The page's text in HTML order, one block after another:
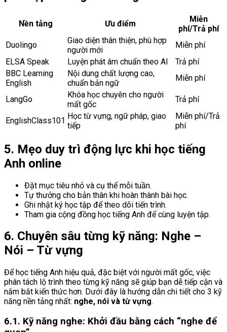
Nền tảng Ưu điểm
Miễn
phí/Trả phí
Duolingo
Giao diện thân thiện, phù hợp
người mới
Miễn phí
ELSA Speak
Luyện phát âm chuẩn theo AI
Trả phí
BBC Learning
English
Nội dung chất lượng cao,
chuẩn bản ngữ
Miễn phí
LangGo
Khóa học chuyên cho người
mất gốc
Trả phí
EnglishClass101 Học từ vựng, ngữ pháp, giao
tiếp
Miễn phí/Trả
phí
5. Mẹo duy trì động lực khi học tiếng
Anh online
Đặt mục tiêu nhỏ và cụ thể mỗi tuần.
Tự thưởng cho bản thân khi hoàn thành bài học.
Ghi nhật ký học tập để theo dõi tiến trình.
Tham gia cộng đồng học tiếng Anh để cùng luyện tập.
6. Chuyên sâu từng kỹ năng: Nghe –
Nói – Từ vựng
Để học tiếng Anh hiệu quả, đặc biệt với người mất gốc, việc
phân tách lộ trình theo từng kỹ năng sẽ giúp bạn dễ tiếp cận và
nắm bắt kiến thức hơn. Dưới đây là hướng dẫn chi tiết cho 3 kỹ
năng nền tảng nhất: nghe, nói và từ vựng.
6.1. Kỹ năng nghe: Khởi đầu bằng cách “nghe để